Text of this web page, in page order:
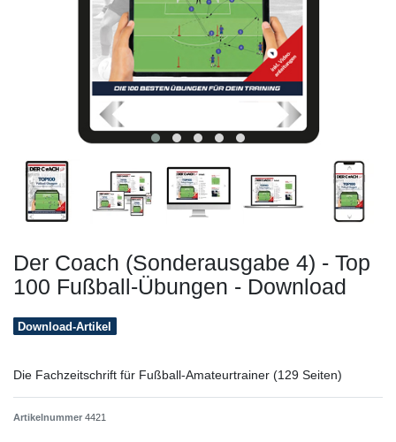
Der Coach (Sonderausgabe 4) - Top
100 Fußball-Übungen - Download
Download-Artikel
Die Fachzeitschrift für Fußball-Amateurtrainer (129 Seiten)
Artikelnummer 4421